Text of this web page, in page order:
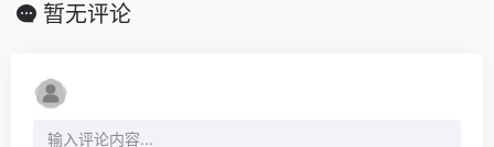
暂无评论